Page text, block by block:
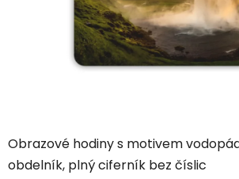
Obrazové hodiny s motivem
obdelník, plný ciferník bez číslic